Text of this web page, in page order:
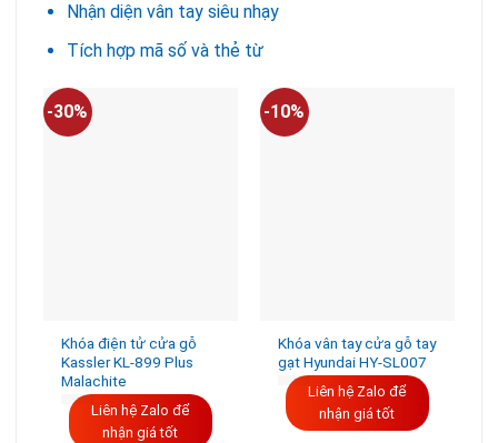
Nhận diện vân tay siêu nhạy
Tích hợp mã số và thẻ từ
-30%
Khóa điện tử cửa gỗ
Kassler KL-899 Plus
Malachite
Liên hệ Zalo để
nhận giá tốt
-10%
Khóa vân tay cửa gỗ tay
gạt Hyundai HY-SL007
Liên hệ Zalo để
nhận giá tốt